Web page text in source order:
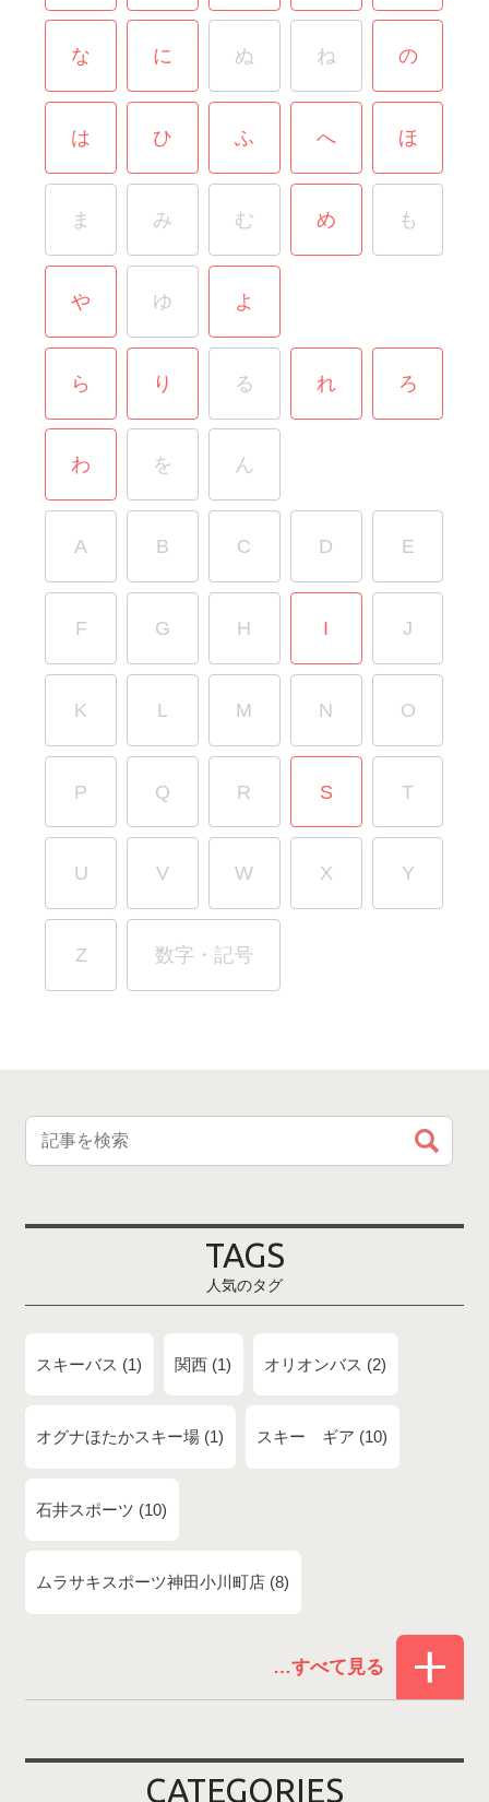
な に ぬ ね の
は ひ ふ へ ほ
ま み む め も
や ゆ よ
ら り る れ ろ
わ を ん
A B C D E
F G H I J
K L M N O
P Q R S T
U V W X Y
Z 数字・記号
TAGS
人気のタグ
スキーバス 1 関西 1 オリオンバス 2
オグナほたかスキー場 1 スキー ギア 10
石井スポーツ 10
ムラサキスポーツ神田小川町店 8
白馬コルチナスキー場
CATEGORIES